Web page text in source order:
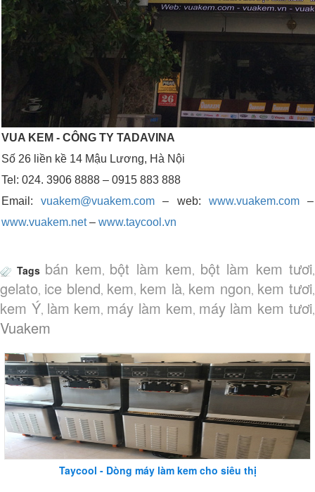
VUA KEM - CÔNG TY TADAVINA
Số 26 liền kề 14 Mậu Lương, Hà Nội
Tel: 024. 3906 8888 – 0915 883 888
Email:vuakem@vuakem.com – web: www.vuakem.com–
www.vuakem.net– www.taycool.vn
Tags bán kem, bột làm kem, bột làm kem tươi,
gelato, ice blend, kem, kem là, kem ngon, kem tươi,
kem Ý, làm kem, máy làm kem, máy làm kem tươi,
Vuakem
Taycool - Dòng máy làm kem cho siêu thị